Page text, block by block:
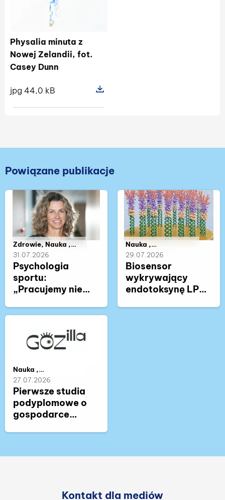
Physalia minuta z
Nowej Zelandii, fot.
Casey Dunn
jpg 44,0 kB
Powiązane publikacje
Należy do kategorii:
Zdrowie, Nauka ,
Współpraca ,
Wywiady naukowe,
Sport
31.07.2026
Psychologia
sportu:
„Pracujemy nie
sportowcem, co z
który uprawia
sport”
Należy do kategorii:
Nauka ,
Współpraca
29.07.2026
Biosensor
wykrywający
endotoksynę LPS
Należy do kategorii:
Nauka ,
Współpraca ,
Zdrowie
27.07.2026
Pierwsze studia
podyplomowe o
gospodarce
Kontakt dla mediów